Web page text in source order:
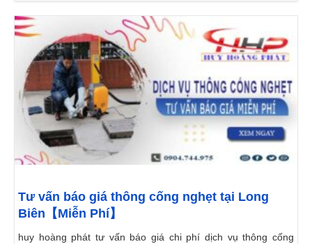
Tư vấn báo giá thông cống nghẹt tại Long
Biên【Miễn Phí】
huy hoàng phát tư vấn báo giá chi phí dịch vụ thông cống